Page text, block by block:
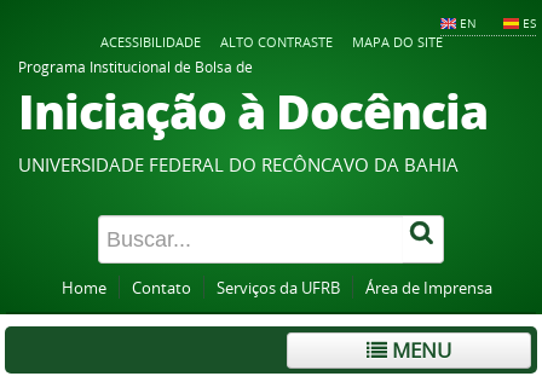
EN ES
ACESSIBILIDADE ALTO CONTRASTE
MAPA DO SITE
Programa Institucional de Bolsa de
Iniciação à Docência
UNIVERSIDADE FEDERAL DO RECÔNCAVO DA BAHIA
Home Contato Serviços da UFRB Área de Imprensa
MENU